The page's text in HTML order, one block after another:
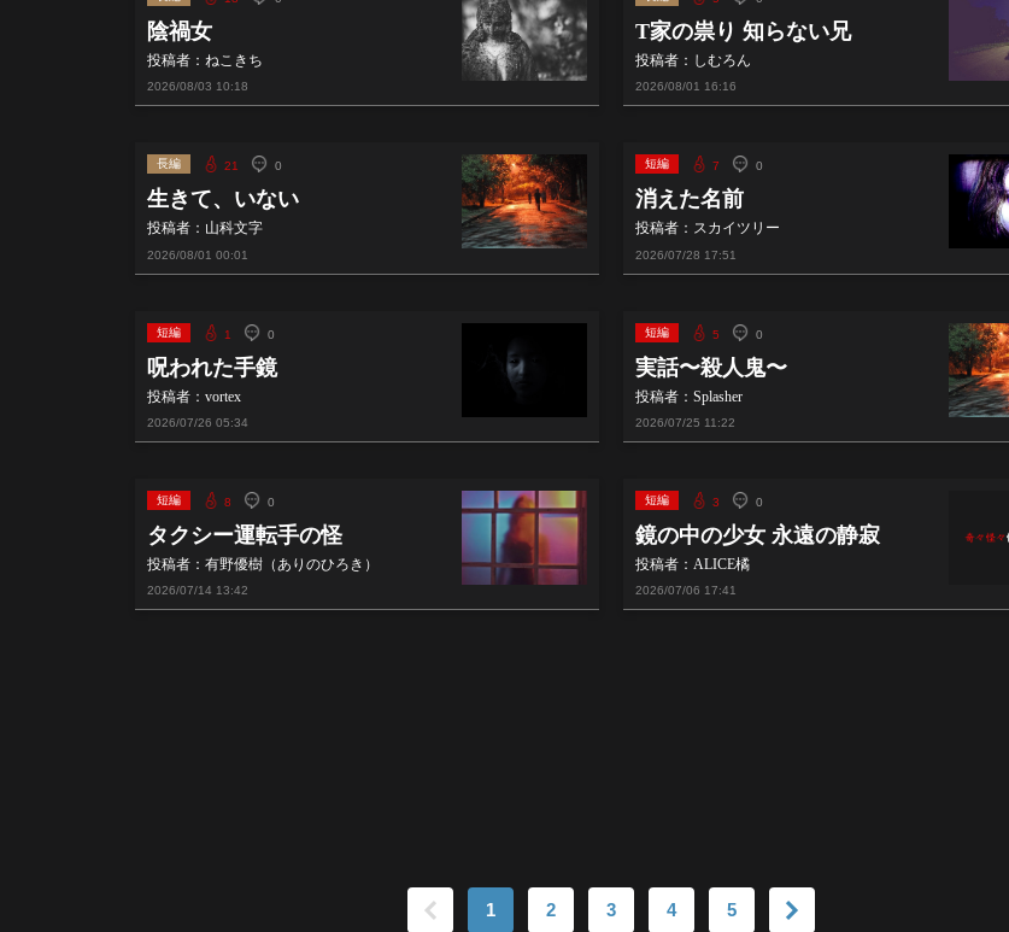
陰禍女
投稿者：ねこきち
2026/08/03 10:18
T家の祟り 知らない兄
投稿者：しむろん
2026/08/01 16:16
長編 21 0
生きて、いない
投稿者：山科文字
2026/08/01 00:01
短編 7 0
消えた名前
投稿者：スカイツリー
2026/07/28 17:51
短編 1 0
呪われた手鏡
投稿者：vortex
2026/07/26 05:34
短編 5 0
実話〜殺人鬼〜
投稿者：Splasher
2026/07/25 11:22
短編 8 0
タクシー運転手の怪
投稿者：有野優樹（ありのひろき）
2026/07/14 13:42
短編 3 0
鏡の中の少女 永遠の静寂
投稿者：ALICE橘
2026/07/06 17:41
1 2 3 4 5